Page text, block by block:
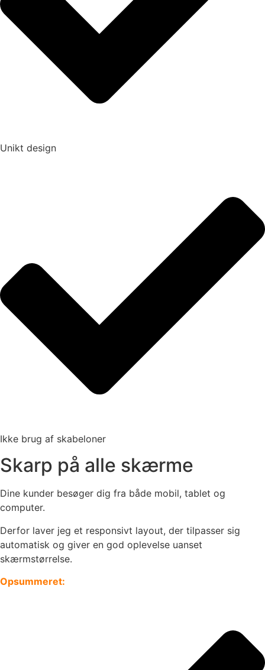
Unikt design
Ikke brug af skabeloner
Skarp på alle skærme
Dine kunder besøger dig fra både mobil, tablet og
computer.
Derfor laver jeg et responsivt layout, der tilpasser sig
automatisk og giver en god oplevelse uanset
skærmstørrelse.
Opsummeret: